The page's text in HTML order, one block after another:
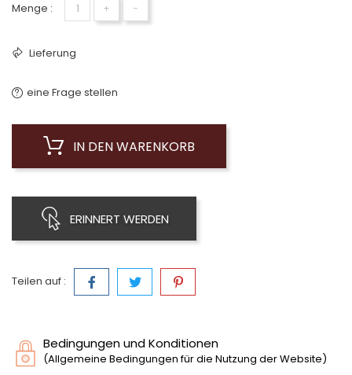
Menge : + −
Lieferung
eine Frage stellen
IN DEN WARENKORB
ERINNERT WERDEN
Teilen auf :
Bedingungen und Konditionen
(Allgemeine Bedingungen für die Nutzung der Website)